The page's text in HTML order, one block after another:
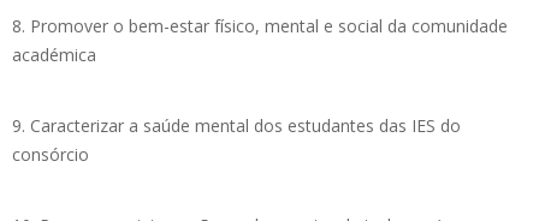
8. Promover o bem-estar físico, mental e social da comunidade
académica
9. Caracterizar a saúde mental dos estudantes das IES do
consórcio